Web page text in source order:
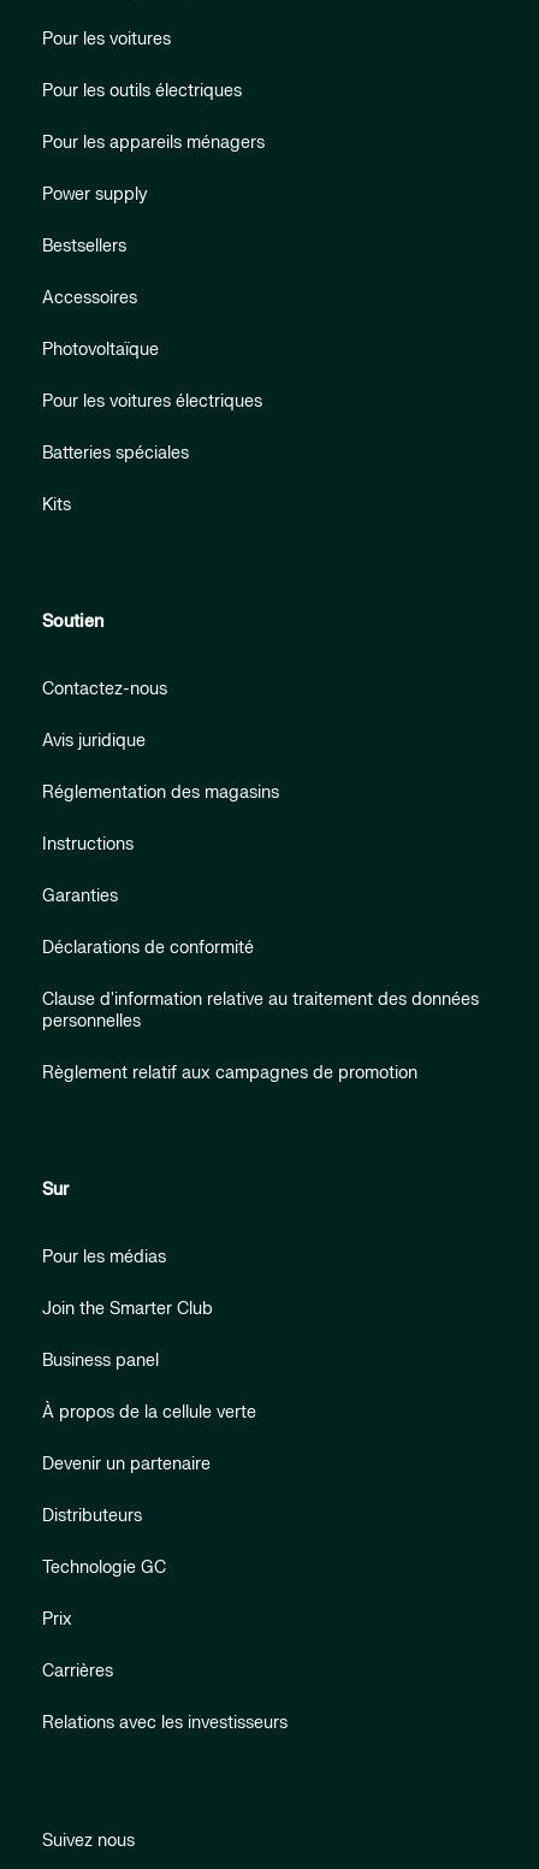
Pour les voitures
Pour les outils électriques
Pour les appareils ménagers
Power supply
Bestsellers
Accessoires
Photovoltaïque
Pour les voitures électriques
Batteries spéciales
Kits
Soutien
Contactez-nous
Avis juridique
Réglementation des magasins
Instructions
Garanties
Déclarations de conformité
Clause d'information relative au traitement des données
personnelles
Règlement relatif aux campagnes de promotion
Sur
Pour les médias
Join the Smarter Club
Business panel
À propos de la cellule verte
Devenir un partenaire
Distributeurs
Technologie GC
Prix
Carrières
Relations avec les investisseurs
Suivez nous